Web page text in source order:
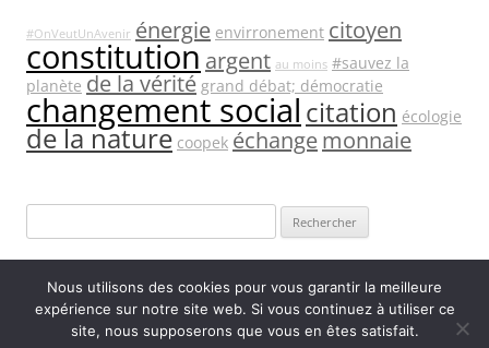
#OnVeutUnAvenir énergie envirronement citoyen
constitution argent au moins #sauvez la
planète de la vérité grand débat; démocratie
changement social citation écologie
de la nature coopek échangemonnaie
Nous utilisons des cookies pour vous garantir la meilleure
expérience sur notre site web. Si vous continuez à utiliser ce
site, nous supposerons que vous en êtes satisfait.